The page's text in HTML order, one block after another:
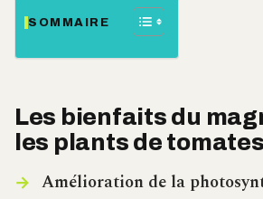
SOMMAIRE
Les bienfaits du
les plants de tomates
Amélioration de la